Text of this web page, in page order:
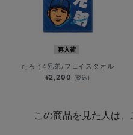
再入荷
たろう4兄弟/フェイスタオル
¥2,200 (税込)
この商品を見た人は